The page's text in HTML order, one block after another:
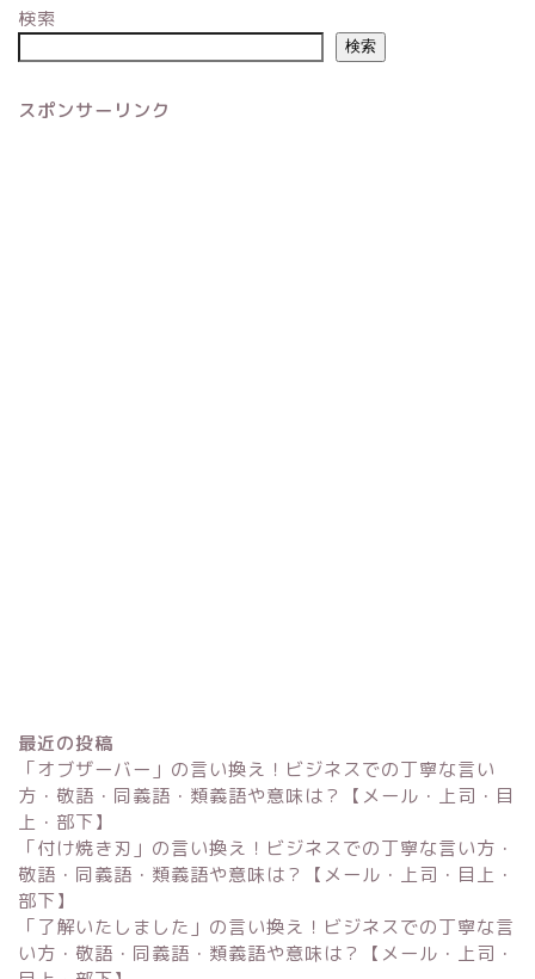
検索
検索
スポンサーリンク
最近の投稿
「オブザーバー」の言い換え！ビジネスでの丁寧な言い
方・敬語・同義語・類義語や意味は？【メール・上司・目
上・部下】
「付け焼き刃」の言い換え！ビジネスでの丁寧な言い方・
敬語・同義語・類義語や意味は？【メール・上司・目上・
部下】
「了解いたしました」の言い換え！ビジネスでの丁寧な言
い方・敬語・同義語・類義語や意味は？【メール・上司・
Excel
単位変換・換算